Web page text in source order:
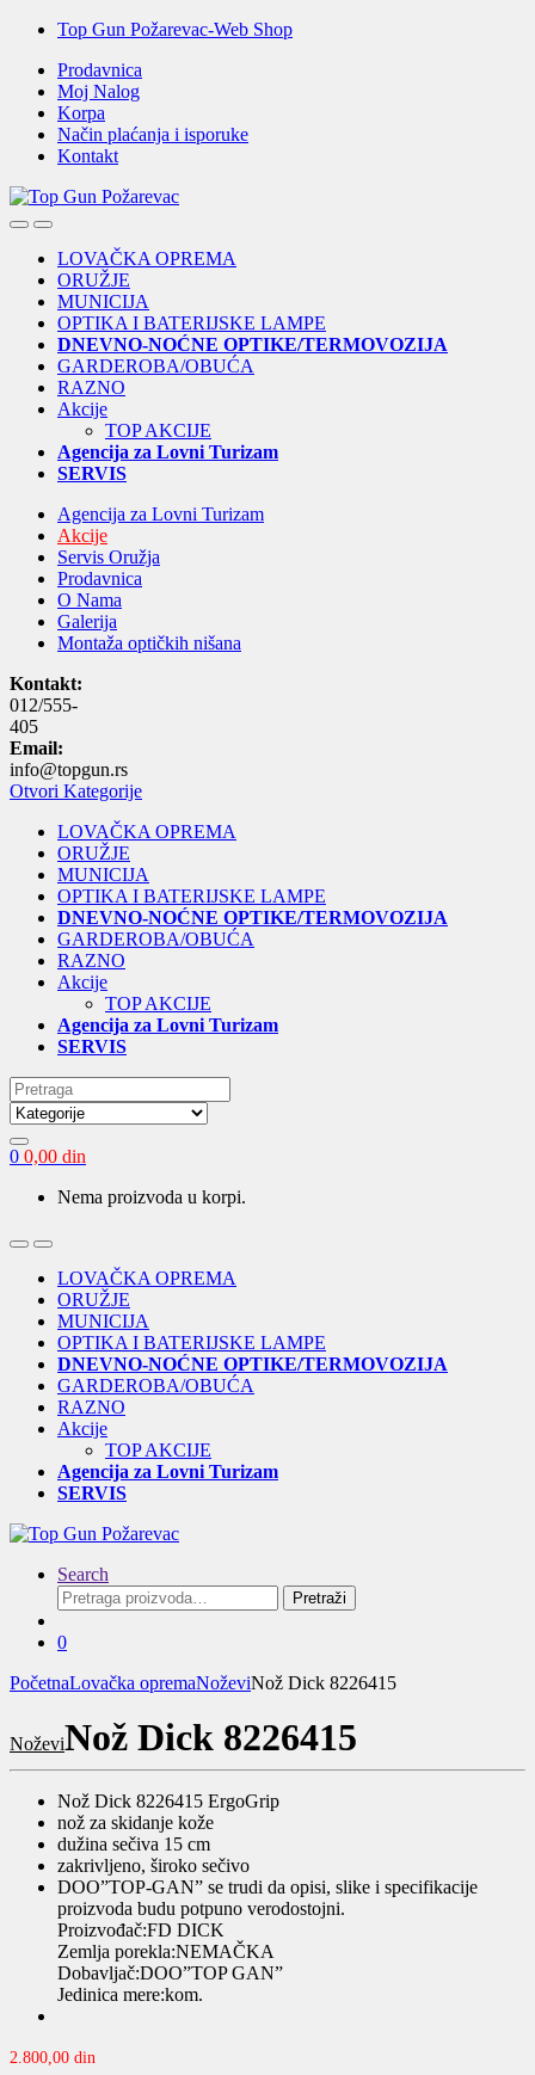
Skip
navigation
Skip
content
Top Gun Požarevac-Web Shop
Prodavnica
Moj Nalog
Korpa
Način plaćanja i isporuke
Kontakt
OpenClose
LOVAČKA OPREMA
ORUŽJE
MUNICIJA
OPTIKA I BATERIJSKE LAMPE
DNEVNO-NOĆNE OPTIKE/TERMOVOZIJA
GARDEROBA/OBUĆA
RAZNO
Akcije
TOP AKCIJE
Agencija za Lovni Turizam
SERVIS
Agencija za Lovni Turizam
Akcije
Servis Oružja
Prodavnica
O Nama
Galerija
Montaža optičkih nišana
Kontakt:
012/555-
405
Email:
info@topgun.rs
Otvori Kategorije
LOVAČKA OPREMA
ORUŽJE
MUNICIJA
OPTIKA I BATERIJSKE LAMPE
DNEVNO-NOĆNE OPTIKE/TERMOVOZIJA
GARDEROBA/OBUĆA
RAZNO
Akcije
TOP AKCIJE
Agencija za Lovni Turizam
SERVIS
Search
for:
0 0,00 din
Nema proizvoda u korpi.
OpenClose
LOVAČKA OPREMA
ORUŽJE
MUNICIJA
OPTIKA I BATERIJSKE LAMPE
DNEVNO-NOĆNE OPTIKE/TERMOVOZIJA
GARDEROBA/OBUĆA
RAZNO
Akcije
TOP AKCIJE
Agencija za Lovni Turizam
SERVIS
Search
Pretraga
za:
Pretraži
0
PočetnaLovačka opremaNoževiNož Dick 8226415
NoževiNož Dick 8226415
Nož Dick 8226415 ErgoGrip
nož za skidanje kože
dužina sečiva 15 cm
zakrivljeno, široko sečivo
DOO”TOP-GAN” se trudi da opisi, slike i specifikacije
proizvoda budu potpuno verodostojni.
Proizvođač:FD DICK
Zemlja porekla:NEMAČKA
Dobavljač:DOO”TOP GAN”
Jedinica mere:kom.
2.800,00 din